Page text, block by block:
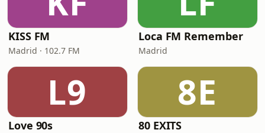
KISS FM
Madrid · 102.7 FM
Loca FM Remember
Madrid
L9
Love 90s
8E
80 EXITS